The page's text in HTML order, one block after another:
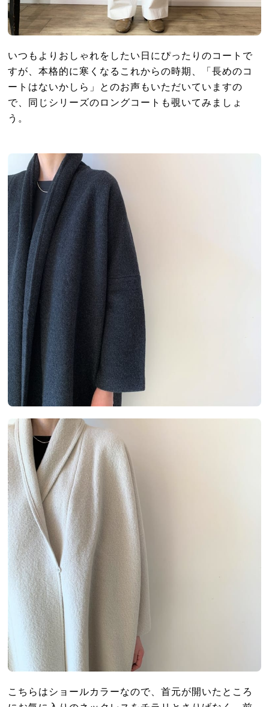
いつもよりおしゃれをしたい日にぴったりのコートで
すが、本格的に寒くなるこれからの時期、「長めのコ
ートはないかしら」とのお声もいただいていますの
で、同じシリーズのロングコートも覗いてみましょ
う。
こちらはショールカラーなので、首元が開いたところ